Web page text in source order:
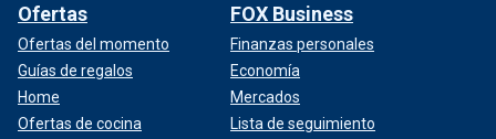
Ofertas
Ofertas del momento
Guías de regalos
Home
Ofertas de cocina
FOX Business
Finanzas personales
Economía
Mercados
Lista de seguimiento